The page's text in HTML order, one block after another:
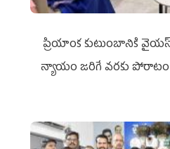
ప్రియాంక కుటుంబానికి
న్యాయం జరిగే వరకు పోరాటం